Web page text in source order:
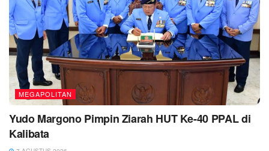
MEGAPOLITAN
Yudo Margono Pimpin Ziarah HUT Ke-40 PPAL di
Kalibata